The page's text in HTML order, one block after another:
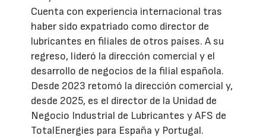
Cuenta con experiencia internacional tras
haber sido expatriado como director de
lubricantes en filiales de otros países. A su
regreso, lideró la dirección comercial y el
desarrollo de negocios de la filial española.
Desde 2023 retomó la dirección comercial y,
desde 2025, es el director de la Unidad de
Negocio Industrial de Lubricantes y AFS de
TotalEnergies para España y Portugal.